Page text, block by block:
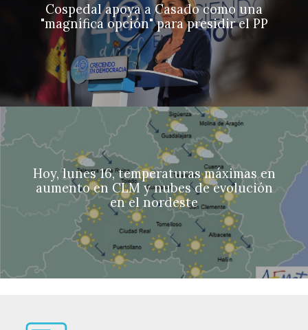
Cospedal apoya a Casado como una
"magnífica opción" para presidir el PP
Hoy, lunes 16, temperaturas máximas en
aumento en CLM y nubes de evolución
en el nordeste